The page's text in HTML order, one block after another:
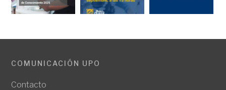
COMUNICACIÓN UPO
Contacto